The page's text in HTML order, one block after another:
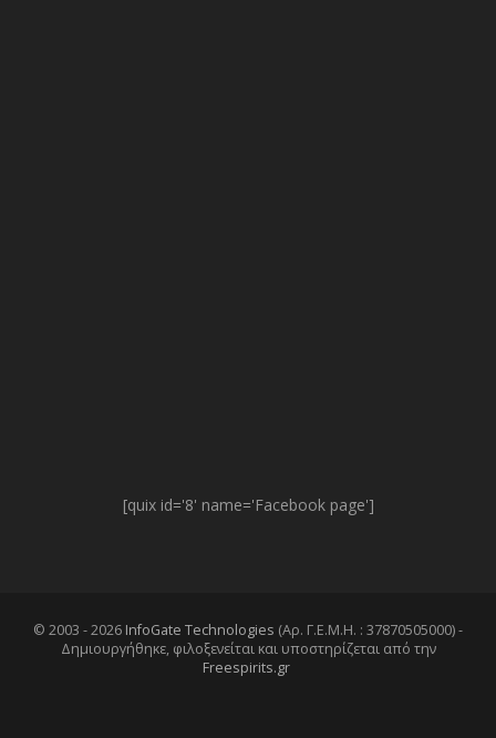
[quix id='8' name='Facebook page']
© 2003 - 2026 InfoGate Technologies (Αρ. Γ.Ε.Μ.Η. : 37870505000) -
Δημιουργήθηκε, φιλοξενείται και υποστηρίζεται από την
Freespirits.gr